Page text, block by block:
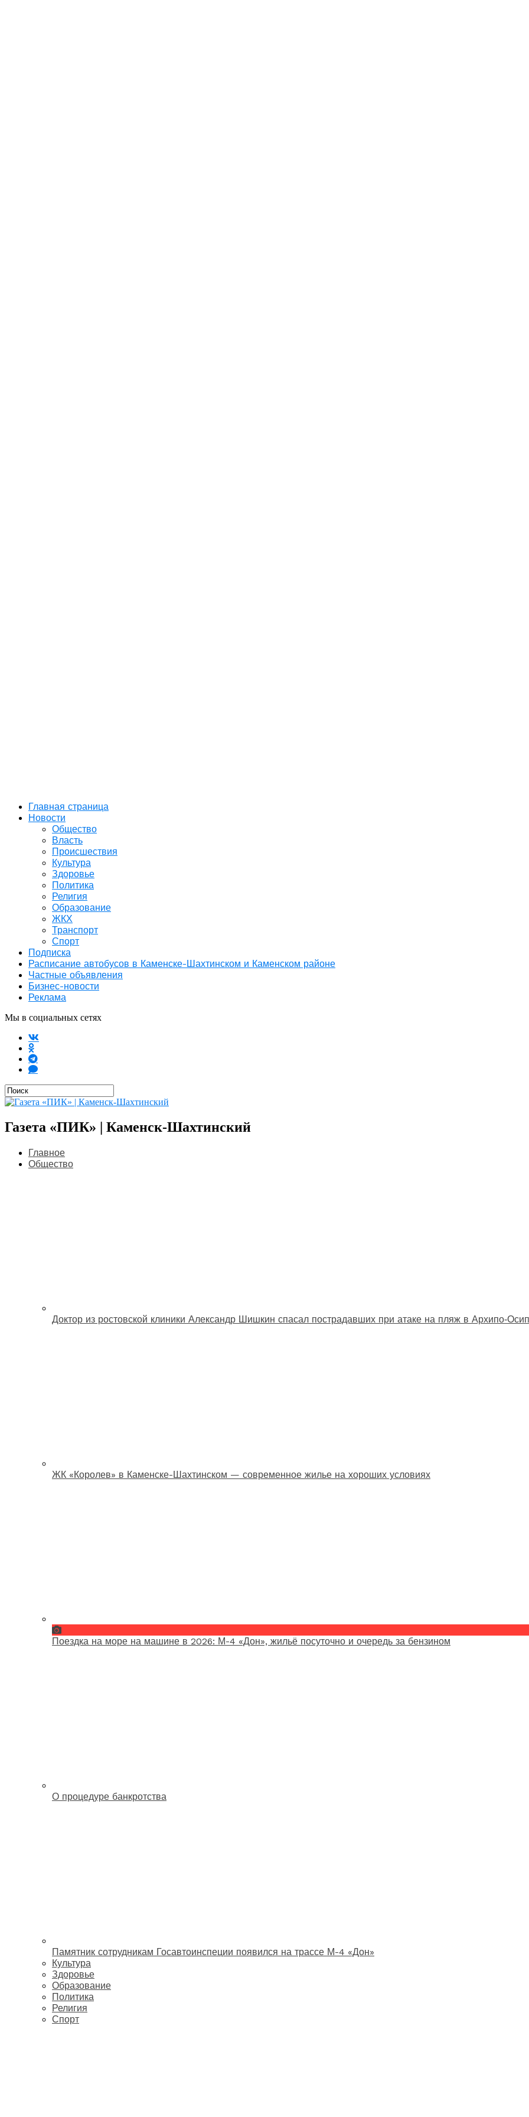
Главная страница
Новости
Общество
Власть
Происшествия
Культура
Здоровье
Политика
Религия
Образование
ЖКХ
Транспорт
Спорт
Подписка
Расписание автобусов в Каменске-Шахтинском и Каменском районе
Частные объявления
Бизнес-новости
Реклама
Мы в социальных сетях
Газета «ПИК» | Каменск-Шахтинский
Главное
Общество
Доктор из ростовской клиники Александр Шишкин спасал пострадавших при атаке на пляж в
ЖК «Королев» в Каменске-Шахтинском — современное жилье на хороших условиях
Поездка на море на машине в 2026: М-4 «Дон», жильё посуточно и очередь за бензином
О процедуре банкротства
Памятник сотрудникам Госавтоинспеции появился на трассе М-4 «Дон»
Культура
Здоровье
Образование
Политика
Религия
Спорт